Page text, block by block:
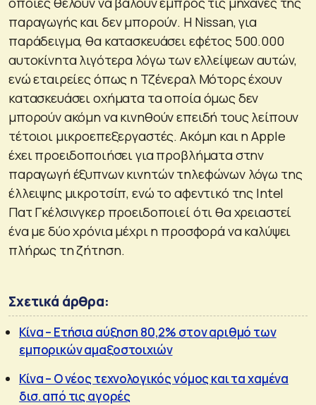
παραγωγής και δεν μπορούν. Η Nissan, για
παράδειγμα, θα κατασκευάσει εφέτος 500.000
αυτοκίνητα λιγότερα λόγω των ελλείψεων αυτών,
ενώ εταιρείες όπως η Τζένεραλ Μότορς έχουν
κατασκευάσει οχήματα τα οποία όμως δεν
μπορούν ακόμη να κινηθούν επειδή τους λείπουν
τέτοιοι μικροεπεξεργαστές. Ακόμη και η Apple
έχει προειδοποιήσει για προβλήματα στην
παραγωγή έξυπνων κινητών τηλεφώνων λόγω της
έλλειψης μικροτσίπ, ενώ το αφεντικό της Intel
Πατ Γκέλσινγκερ προειδοποιεί ότι θα χρειαστεί
ένα με δύο χρόνια μέχρι η προσφορά να καλύψει
πλήρως τη ζήτηση.
Σχετικά άρθρα:
Κίνα – Ετήσια αύξηση 80,2% στον αριθμό των
εμπορικών αμαξοστοιχιών
Κίνα – Ο νέος τεχνολογικός νόμος και τα χαμένα
δισ. από τις αγορές